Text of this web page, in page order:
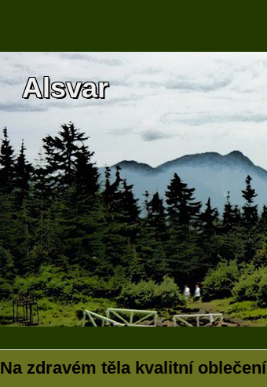
Alsvar
Na zdravém těla kvalitní oblečení